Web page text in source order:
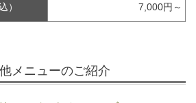
） 7,000円～
メニューのご紹介